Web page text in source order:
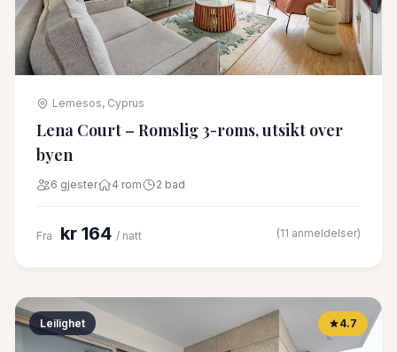
Lemesos, Cyprus
Lena Court – Romslig 3-roms, utsikt over
byen
6 gjester 4 rom 2 bad
Fra kr 164 / natt (11 anmeldelser)
Leilighet 4.7